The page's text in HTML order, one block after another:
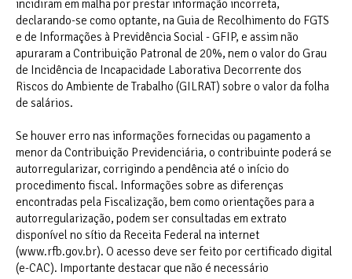
incidiram em malha por prestar informação incorreta,
declarando-se como optante, na Guia de Recolhimento do FGTS
e de Informações à Previdência Social - GFIP, e assim não
apuraram a Contribuição Patronal de 20%, nem o valor do Grau
de Incidência de Incapacidade Laborativa Decorrente dos
Riscos do Ambiente de Trabalho (GILRAT) sobre o valor da folha
de salários.
Se houver erro nas informações fornecidas ou pagamento a
menor da Contribuição Previdenciária, o contribuinte poderá se
autorregularizar, corrigindo a pendência até o início do
procedimento fiscal. Informações sobre as diferenças
encontradas pela Fiscalização, bem como orientações para a
autorregularização, podem ser consultadas em extrato
disponível no sítio da Receita Federal na internet
(www.rfb.gov.br). O acesso deve ser feito por certificado digital
(e-CAC). Importante destacar que não é necessário